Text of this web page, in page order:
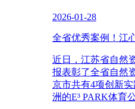
2026-01-28
全省优秀案例！江
近日，江苏省自然
报表彰了全省自然
京市共有4项创新
洲的E³ PARK体育